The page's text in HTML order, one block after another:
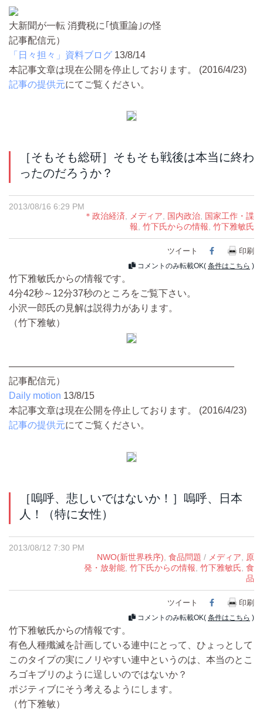
大新聞が一転 消費税に｢慎重論｣の怪
記事配信元）
「日々担々」資料ブログ 13/8/14
本記事文章は現在公開を停止しております。 (2016/4/23)
記事の提供元にてご覧ください。
［そもそも総研］そもそも戦後は本当に終わ
ったのだろうか？
2013/08/16 6:29 PM
＊政治経済, メディア, 国内政治, 国家工作・諜
報, 竹下氏からの情報, 竹下雅敏氏
ツイート Facebook
印刷
コメントのみ転載OK( 条件はこちら )
竹下雅敏氏からの情報です。
4分42秒～12分37秒のところをご覧下さい。
小沢一郎氏の見解は説得力があります。
（竹下雅敏）
————————————————————————
記事配信元）
Daily motion 13/8/15
本記事文章は現在公開を停止しております。 (2016/4/23)
記事の提供元にてご覧ください。
［嗚呼、悲しいではないか！］嗚呼、日本
人！（特に女性）
2013/08/12 7:30 PM
NWO(新世界秩序) 食品問題 / メディア
原
発・放射能 竹下氏からの情報 竹下雅敏氏 食
品
ツイート Facebook
印刷
コメントのみ転載OK( 条件はこちら )
竹下雅敏氏からの情報です。
有色人種殲滅を計画している連中にとって、ひょっとして
このタイプの実にノリやすい連中というのは、本当のとこ
ろゴキブリのように逞しいのではないか？
ポジティブにそう考えるようにします。
（竹下雅敏）